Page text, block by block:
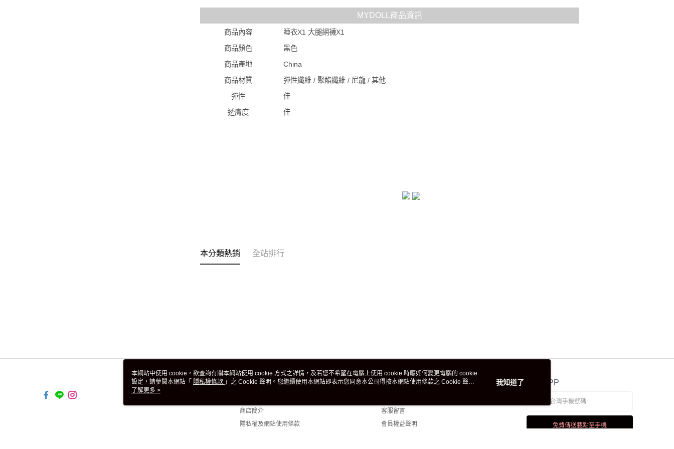
MYDOLL商品資訊
商品內容
睡衣X1 大腿網襪X1
商品顏色
黑色
商品產地
China
商品材質
彈性纖維 / 聚酯纖維 / 尼龍 / 其他
彈性
佳
透膚度
佳
本分類熱銷 全站排行
關於我們
商店簡介
隱私權及網站使用條款
客服資訊
客服留言
會員權益聲明
官方APP
免費傳送載點至手機
本網站中使用 cookie，欲查詢有關本網站使用 cookie 方式之詳情，及若您不希望在電腦上使用 cookie 時應如何變更電腦的 cookie
設定，請參閱本網站「 隱私權條款 」之 Cookie 聲明。您繼續使用本網站即表示您同意本公司得按本網站使用條款之 Cookie 聲明
使用 cookie。
了解更多 >
我知道了